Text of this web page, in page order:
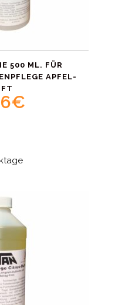
500 ML. FÜR
APFEL-
€